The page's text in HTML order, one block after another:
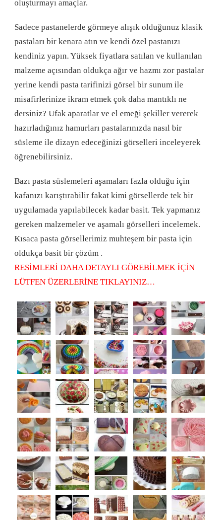
oluşturmayı amaçlar.
Sadece pastanelerde görmeye alışık olduğunuz klasik
pastaları bir kenara atın ve kendi özel pastanızı
kendiniz yapın. Yüksek fiyatlara satılan ve kullanılan
malzeme açısından oldukça ağır ve hazmı zor pastalar
yerine kendi pasta tarifinizi görsel bir sunum ile
misafirlerinize ikram etmek çok daha mantıklı ne
dersiniz? Ufak aparatlar ve el emeği şekiller vererek
hazırladığınız hamurları pastalarınızda nasıl bir
süsleme ile dizayn edeceğinizi görselleri inceleyerek
öğrenebilirsiniz.
Bazı pasta süslemeleri aşamaları fazla olduğu için
kafanızı karıştırabilir fakat kimi görsellerde tek bir
uygulamada yapılabilecek kadar basit. Tek yapmanız
gereken malzemeler ve aşamalı görselleri incelemek.
Kısaca pasta görsellerimiz muhteşem bir pasta için
oldukça basit bir çözüm .
RESİMLERİ DAHA DETAYLI GÖREBİLMEK İÇİN
LÜTFEN ÜZERLERİNE TIKLAYINIZ…